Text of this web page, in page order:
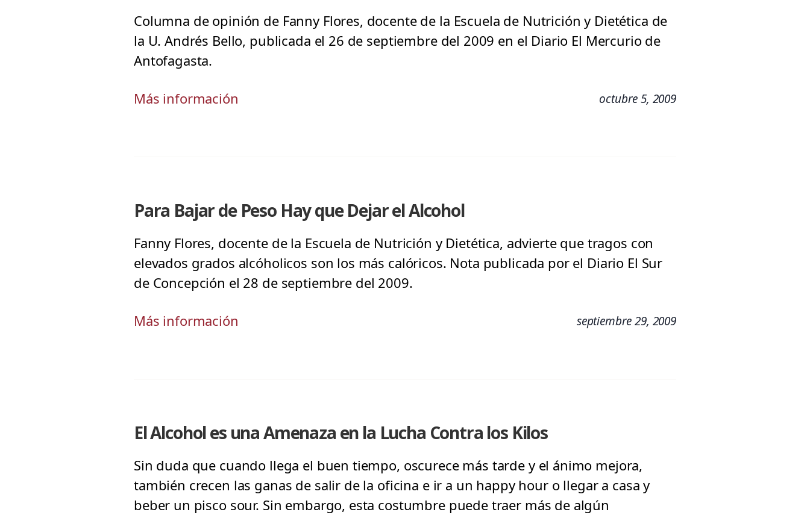
Columna de opinión de Fanny Flores, docente de la Escuela de Nutrición y Dietética de
la U. Andrés Bello, publicada el 26 de septiembre del 2009 en el Diario El Mercurio de
Antofagasta.
Más información octubre 5, 2009
Para Bajar de Peso Hay que Dejar el Alcohol
Fanny Flores, docente de la Escuela de Nutrición y Dietética, advierte que tragos con
elevados grados alcóholicos son los más calóricos. Nota publicada por el Diario El Sur
de Concepción el 28 de septiembre del 2009.
Más información septiembre 29, 2009
El Alcohol es una Amenaza en la Lucha Contra los Kilos
Sin duda que cuando llega el buen tiempo, oscurece más tarde y el ánimo mejora,
también crecen las ganas de salir de la oficina e ir a un happy hour o llegar a casa y
beber un pisco sour. Sin embargo, esta costumbre puede traer más de algún